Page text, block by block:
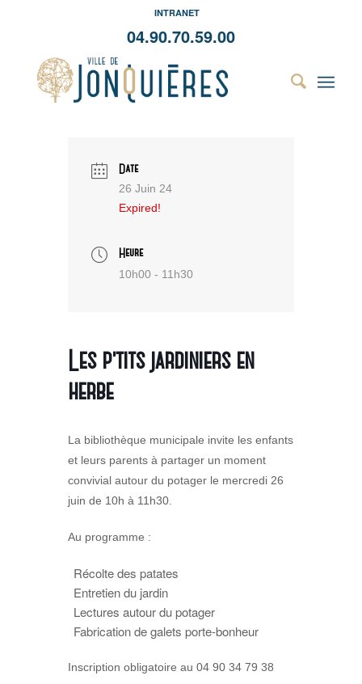
INTRANET
04.90.70.59.00
Date
26 Juin 24
Expired!
Heure
10h00 - 11h30
Les p’tits jardiniers en
herbe
La bibliothèque municipale invite les enfants
et leurs parents à partager un moment
convivial autour du potager le mercredi 26
juin de 10h à 11h30.
Au programme :
Récolte des patates
Entretien du jardin
Lectures autour du potager
Fabrication de galets porte-bonheur
Inscription obligatoire au 04 90 34 79 38